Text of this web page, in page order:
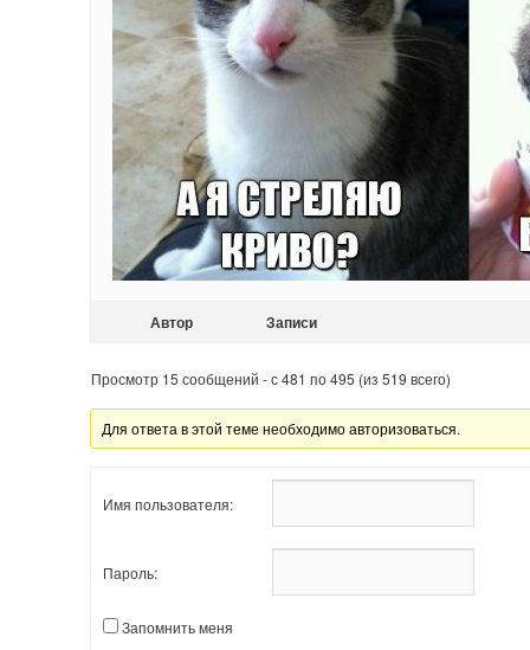
Автор Записи
Просмотр 15 сообщений - с 481 по 495 (из 519 всего)
Для ответа в этой теме необходимо авторизоваться.
Имя пользователя:
Пароль:
Запомнить меня